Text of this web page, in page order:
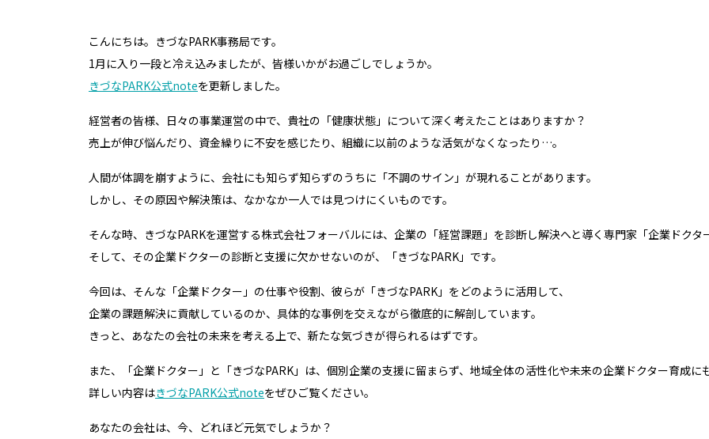
こんにちは。きづなPARK事務局です。
1月に入り一段と冷え込みましたが、皆様いかがお過ごしでしょうか。
きづなPARK公式noteを更新しました。
経営者の皆様、日々の事業運営の中で、貴社の「健康状態」について深く考えたことはありますか？
売上が伸び悩んだり、資金繰りに不安を感じたり、組織に以前のような活気がなくなったり…。
人間が体調を崩すように、会社にも知らず知らずのうちに「不調のサイン」が現れることがあります。
しかし、その原因や解決策は、なかなか一人では見つけにくいものです。
そんな時、きづなPARKを運営する株式会社フォーバルには、企業の「経営課題」を診断し解決へと導く専門家「企業ドクタ
そして、その企業ドクターの診断と支援に欠かせないのが、「きづなPARK」です。
今回は、そんな「企業ドクター」の仕事や役割、彼らが「きづなPARK」をどのように活用して、
企業の課題解決に貢献しているのか、具体的な事例を交えながら徹底的に解剖しています。
きっと、あなたの会社の未来を考える上で、新たな気づきが得られるはずです。
また、「企業ドクター」と「きづなPARK」は、個別企業の支援に留まらず、地域全体の活性化や未来の企業ドクター育成に
詳しい内容はきづなPARK公式noteをぜひご覧ください。
あなたの会社は、今、どれほど元気でしょうか？